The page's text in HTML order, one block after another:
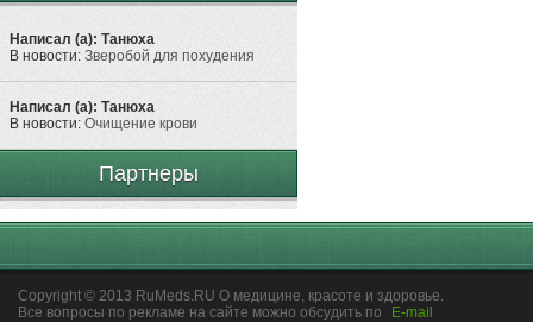
Написал (а): Танюха
В новости: Зверобой для похудения
Написал (а): Танюха
В новости: Очищение крови
Партнеры
Copyright © 2013 RuMeds.RU О медицине, красоте и здоровье.
Все вопросы по рекламе на сайте можно обсудить по
E-mail